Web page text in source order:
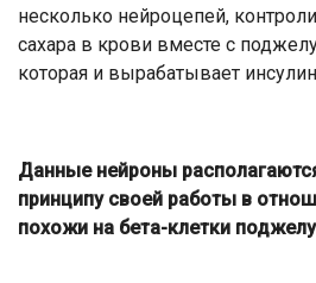
несколько нейроцепей,
сахара в крови вместе с
которая и вырабатывает
Данные нейроны
принципу своей работы в
похожи на бета-клетки